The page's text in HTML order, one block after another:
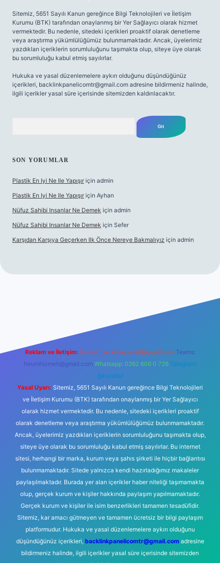
Sitemiz, 5651 Sayılı Kanun gereğince Bilgi Teknolojileri ve İletişim
Kurumu (BTK) tarafından onaylanmış bir Yer Sağlayıcı olarak hizmet
vermektedir. Bu nedenle, sitedeki içerikleri proaktif olarak denetleme
veya araştırma yükümlülüğümüz bulunmamaktadır. Ancak, üyelerimiz
yazdıkları içeriklerin sorumluluğunu taşımakta olup, siteye üye olarak
bu sorumluluğu kabul etmiş sayılırlar.
Hukuka ve yasal düzenlemelere aykırı olduğunu düşündüğünüz
içerikleri, backlinkpanelicomtr@gmail.com adresine bildirmeniz halinde,
ilgili içerikler yasal süre içerisinde sitemizden kaldırılacaktır.
SON YORUMLAR
Plastik En Iyi Ne Ile Yapışır için admin
Plastik En Iyi Ne Ile Yapışır için Ayhan
Nüfuz Sahibi Insanlar Ne Demek için admin
Nüfuz Sahibi Insanlar Ne Demek için Sefer
Karşıdan Karşıya Geçerken Ilk Önce Nereye Bakmalıyız için admin
Reklam ve İletişim: E-mail: backlinkpaneli@gmail.com Teams:
forumhizmeti@gmail.com Whatsapp: 0262 606 0 726 Telegram:
@karabul
Yasal Uyarı: Sitemiz, 5651 Sayılı Kanun gereğince Bilgi Teknolojileri
ve İletişim Kurumu (BTK) tarafından onaylanmış bir Yer Sağlayıcı
olarak hizmet vermektedir. Bu nedenle, sitedeki içerikleri proaktif
olarak denetleme veya araştırma yükümlülüğümüz bulunmamaktadır.
Ancak, üyelerimiz yazdıkları içeriklerin sorumluluğunu taşımakta olup,
siteye üye olarak bu sorumluluğu kabul etmiş sayılırlar. Bu internet
sitesi, herhangi bir marka, kurum veya şahıs şirketi ile hiçbir bağlantısı
bulunmamaktadır. Sitede yalnızca kendi hazırladığımız makaleler
paylaşılmaktadır. Burada yer alan içerikler haber niteliği taşımamakta
olup, gerçek kurum ve kişiler hakkında paylaşım yapılmamaktadır.
Gerçek kurum ve kişiler ile isim benzerlikleri tamamen tesadüfidir.
Sitemiz, kar amacı gütmeyen ve tamamen ücretsiz bir bilgi paylaşım
platformudur. Hukuka ve yasal düzenlemelere aykırı olduğunu
düşündüğünüz içerikleri, backlinkpanelicomtr@gmail.comadresine
bildirmeniz halinde, ilgili içerikler yasal süre içerisinde sitemizden